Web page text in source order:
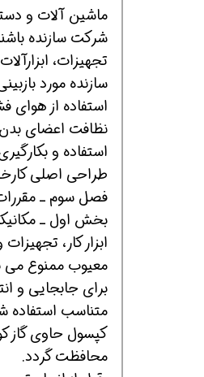
ماشین آلات و
شرکت سازنده
تجهیزات،
سازنده مورد
استفاده از هوای
نظافت اعضای بدن
استفاده و
طراحی اصلی
فصل سوم ـ
بخش اول ـ
ابزار کار،
معیوب ممنوع می
برای جابجایی و
متناسب استفاده
کپسول حاوی گاز
محافظت گردد.